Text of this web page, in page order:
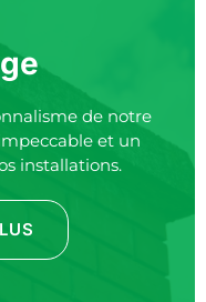
de notre
et un
installations.